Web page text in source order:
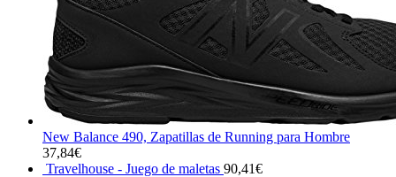
New Balance 490, Zapatillas de Running para Hombre
37,84€
Travelhouse - Juego de maletas 90,41€